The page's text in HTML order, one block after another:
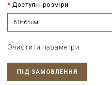
Доступні розміри
50*65см
Очистити параметри
ПІД ЗАМОВЛЕННЯ